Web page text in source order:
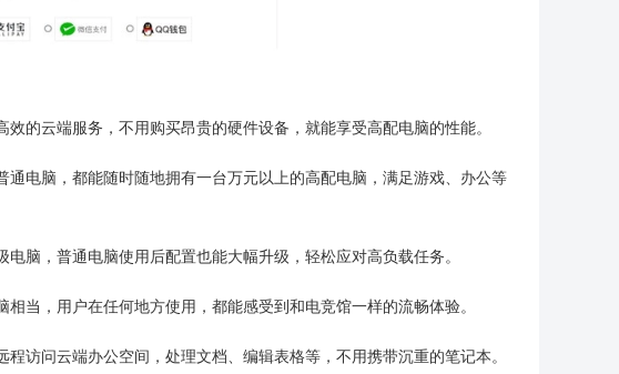
的云端服务，不用购买昂贵的硬件设备，就能享受高配电脑的性能。
电脑，都能随时随地拥有一台万元以上的高配电脑，满足游戏、办公等
脑，普通电脑使用后配置也能大幅升级，轻松应对高负载任务。
当，用户在任何地方使用，都能感受到和电竞馆一样的流畅体验。
访问云端办公空间，处理文档、编辑表格等，不用携带沉重的笔记本。